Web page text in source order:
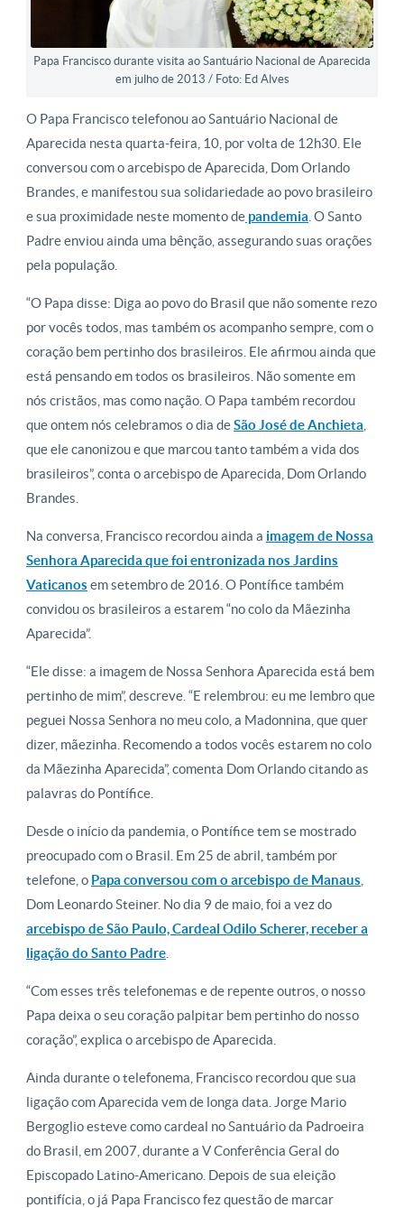
Papa Francisco durante visita ao Santuário Nacional de Aparecida
em julho de 2013 / Foto: Ed Alves
O Papa Francisco telefonou ao Santuário Nacional de
Aparecida nesta quarta-feira, 10, por volta de 12h30. Ele
conversou com o arcebispo de Aparecida, Dom Orlando
Brandes, e manifestou sua solidariedade ao povo brasileiro
e sua proximidade neste momento de pandemia . O Santo
Padre enviou ainda uma bênção, assegurando suas orações
pela população.
“O Papa disse: Diga ao povo do Brasil que não somente rezo
por vocês todos, mas também os acompanho sempre, com o
coração bem pertinho dos brasileiros. Ele afirmou ainda que
está pensando em todos os brasileiros. Não somente em
nós cristãos, mas como nação. O Papa também recordou
que ontem nós celebramos o dia deSão José de Anchieta
que ele canonizou e que marcou tanto também a vida dos
brasileiros”, conta o arcebispo de Aparecida, Dom Orlando
Brandes.
Na conversa, Francisco recordou ainda a imagem de Nossa
Senhora Aparecida que foi entronizada nos Jardins
Vaticanos em setembro de 2016. O Pontífice também
convidou os brasileiros a estarem “no colo da Mãezinha
Aparecida”.
“Ele disse: a imagem de Nossa Senhora Aparecida está bem
pertinho de mim”, descreve. “E relembrou: eu me lembro que
peguei Nossa Senhora no meu colo, a Madonnina, que quer
dizer, mãezinha. Recomendo a todos vocês estarem no colo
da Mãezinha Aparecida”, comenta Dom Orlando citando as
palavras do Pontífice.
Desde o início da pandemia, o Pontífice tem se mostrado
preocupado com o Brasil. Em 25 de abril, também por
telefone, o Papa conversou com o arcebispo de Manaus
Dom Leonardo Steiner. No dia 9 de maio, foi a vez do
arcebispo de São Paulo, Cardeal Odilo Scherer, receber a
ligação do Santo Padre
“Com esses três telefonemas e de repente outros, o nosso
Papa deixa o seu coração palpitar bem pertinho do nosso
coração”, explica o arcebispo de Aparecida.
Ainda durante o telefonema, Francisco recordou que sua
ligação com Aparecida vem de longa data. Jorge Mario
Bergoglio esteve como cardeal no Santuário da Padroeira
do Brasil, em 2007, durante a V Conferência Geral do
Episcopado Latino-Americano. Depois de sua eleição
pontifícia, o já Papa Francisco fez questão de marcar